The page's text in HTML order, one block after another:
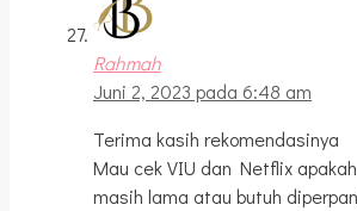
Rahmah
Juni 2, 2023 pada 6:48 am
Terima kasih rekomendasinya
Mau cek VIU dan Netflix
masih lama atau butuh